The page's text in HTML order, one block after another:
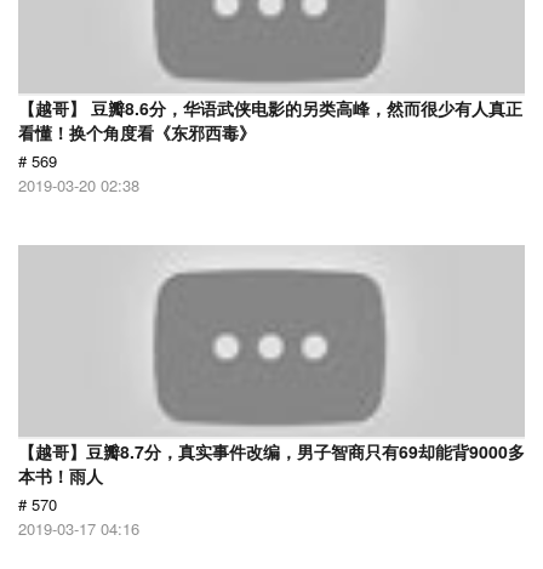
【越哥】 豆瓣8.6分，华语武侠电影的另类高峰，然而很少有人真正
看懂！换个角度看《东邪西毒》
# 569
2019-03-20 02:38
【越哥】豆瓣8.7分，真实事件改编，男子智商只有69却能背9000多
本书！雨人
# 570
2019-03-17 04:16